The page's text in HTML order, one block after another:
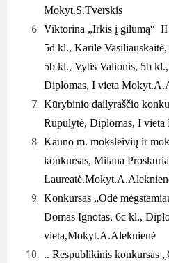
Mokyt.S.Tverskis
Viktorina „Irkis į gilumą“ II
5d kl., Karilė
5b kl., Vytis Valionis, 5b
Diplomas, I vieta
Kūrybinio dailyraščio
Rupulytė, Diplomas, I vieta
Kauno m. moksleivių ir
konkursas, Milana
Konkursas „Odė
Domas Ignotas, 6c kl.,
vieta,Mokyt.A.Aleknienė
.. Respublikinis konkursas